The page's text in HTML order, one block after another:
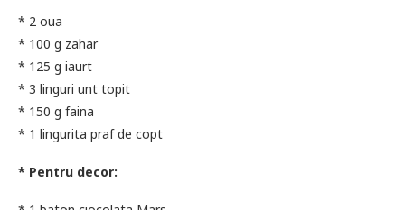
* 2 oua
* 100 g zahar
* 125 g iaurt
* 3 linguri unt topit
* 150 g faina
* 1 lingurita praf de copt
* Pentru decor: